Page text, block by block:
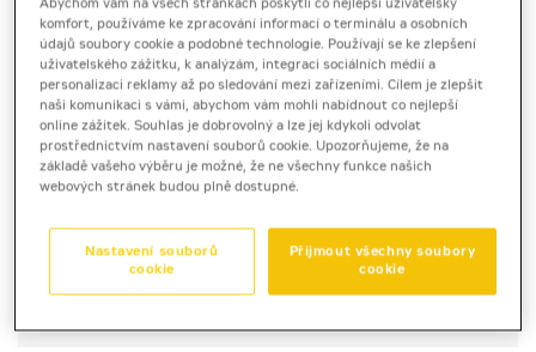
Brožura [2,7 MB] Produktový list [0,4 MB]
Zeminový válec Cat CS11 GC poskytuje silný účinek,
snadnou obsluhu a stabilní hutnění při zemních
pracích.
Výkon motoru
Abychom vám na všech stránkách poskytli co nejlepší uživatelský
komfort, používáme ke zpracování informací o terminálu a osobních
údajů soubory cookie a podobné technologie. Používají se ke zlepšení
uživatelského zážitku, k analýzám, integraci sociálních médií a
personalizaci reklamy až po sledování mezi zařízeními. Cílem je zlepšit
naši komunikaci s vámi, abychom vám mohli nabídnout co nejlepší
online zážitek. Souhlas je dobrovolný a lze jej kdykoli odvolat
prostřednictvím nastavení souborů cookie. Upozorňujeme, že na
základě vašeho výběru je možné, že ne všechny funkce našich
webových stránek budou plně dostupné.
Přijmout všechny soubory
cookie
Nastavení souborů
cookie